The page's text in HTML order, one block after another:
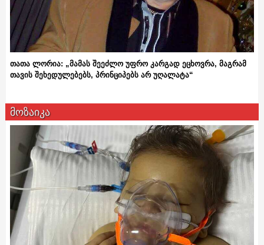
თათა ლორია: „მამას შეეძლო უფრო კარგად ეცხოვრა, მაგრამ
თავის შეხედულებებს, პრინციპებს არ უღალატა“
მოზაიკა